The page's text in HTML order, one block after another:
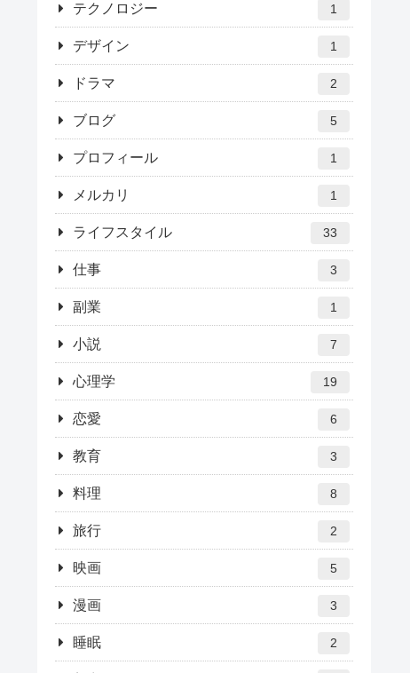
テクノロジー 1
デザイン 1
ドラマ 2
ブログ 5
プロフィール 1
メルカリ 1
ライフスタイル 33
仕事 3
副業 1
小説 7
心理学 19
恋愛 6
教育 3
料理 8
旅行 2
映画 5
漫画 3
睡眠 2